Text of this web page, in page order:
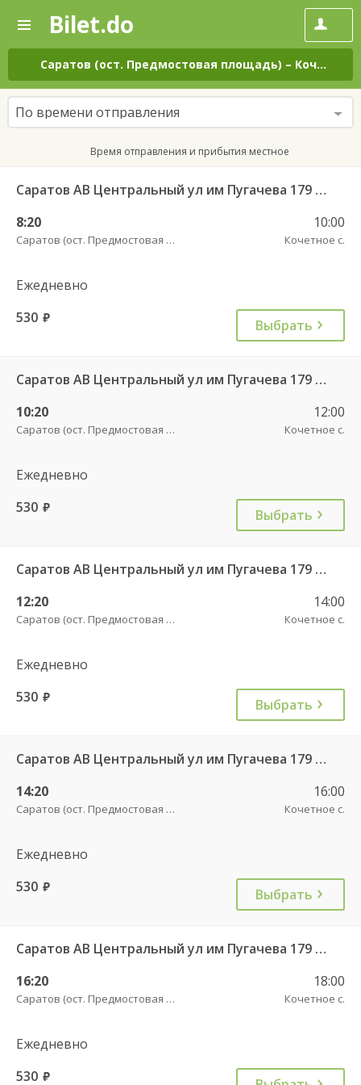
—
Поиск
и
покупка
билетов
на
автобус
онлайн
Bilet.do
Саратов (ост. Предмостовая площадь) – Кочетное с.
По времени отправления
Время отправления и прибытия местное
Саратов АВ Центральный ул им Пугачева 179 А — Старая Полтавка
8:20
Саратов (ост. Предмостовая площадь)
10:00
Кочетное с.
Ежедневно
530 руб. Выбрать
Саратов АВ Центральный ул им Пугачева 179 А — Старая Полтавка
10:20
Саратов (ост. Предмостовая площадь)
12:00
Кочетное с.
Ежедневно
530 руб. Выбрать
Саратов АВ Центральный ул им Пугачева 179 А — Старая Полтавка
12:20
Саратов (ост. Предмостовая площадь)
14:00
Кочетное с.
Ежедневно
530 руб. Выбрать
Саратов АВ Центральный ул им Пугачева 179 А — Палласовка
14:20
Саратов (ост. Предмостовая площадь)
16:00
Кочетное с.
Ежедневно
530 руб. Выбрать
Саратов АВ Центральный ул им Пугачева 179 А — Старая Полтавка
16:20
Саратов (ост. Предмостовая площадь)
18:00
Кочетное с.
Ежедневно
530 руб.